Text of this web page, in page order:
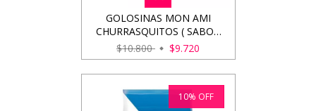
GOLOSINAS MON AMI
CHURRASQUITOS ( SABOR
CARNE GRILLE ) 400GRS
$10.800 $9.720
10% OFF